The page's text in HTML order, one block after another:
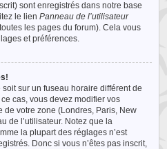
sont enregistrés dans notre base
le lienPanneau de l’utilisateur
les pages du forum). Cela vous
et préférences.
soit sur un fuseau horaire différent de
cas, vous devez modifier vos
votre zone (Londres, Paris, New
de l’utilisateur. Notez que la
la plupart des réglages n’est
Donc si vous n’êtes pas inscrit,